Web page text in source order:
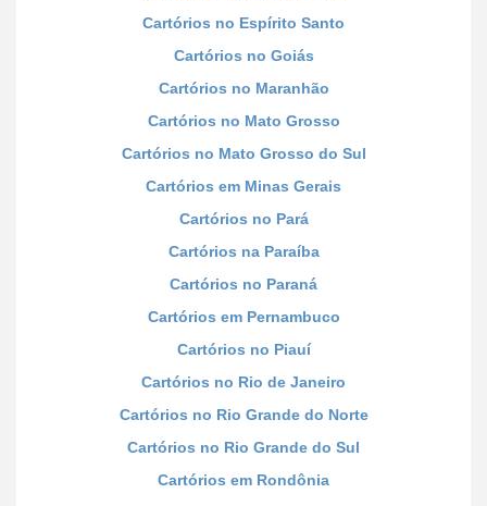
Cartórios no Espírito Santo
Cartórios no Goiás
Cartórios no Maranhão
Cartórios no Mato Grosso
Cartórios no Mato Grosso do Sul
Cartórios em Minas Gerais
Cartórios no Pará
Cartórios na Paraíba
Cartórios no Paraná
Cartórios em Pernambuco
Cartórios no Piauí
Cartórios no Rio de Janeiro
Cartórios no Rio Grande do Norte
Cartórios no Rio Grande do Sul
Cartórios em Rondônia